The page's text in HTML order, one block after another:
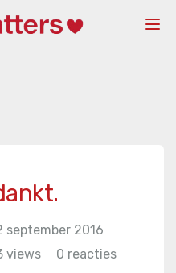
september 2016
views 0 reacties